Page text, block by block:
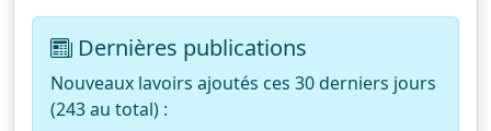
Dernières publications
Nouveaux lavoirs ajoutés ces 30 derniers jours
(243 au total) :